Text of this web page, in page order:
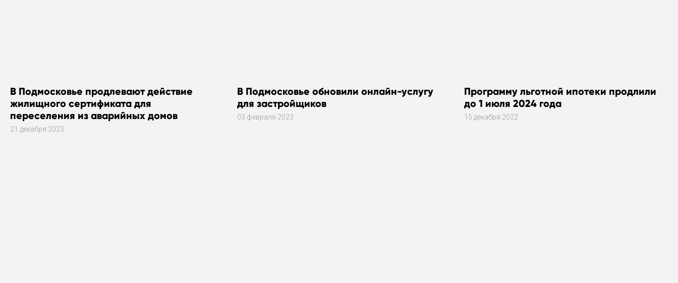
В Подмосковье продлевают действие
жилищного сертификата для
переселения из аварийных домов
21 декабря 2023
В Подмосковье обновили онлайн-услугу
для застройщиков
03 февраля 2023
Программу льготной ипотеки продлили
до 1 июля 2024 года
15 декабря 2022